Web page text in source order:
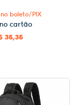
no boleto/PIX
35,35